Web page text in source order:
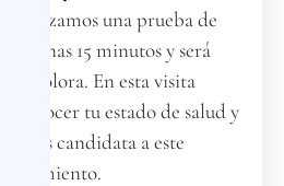
realizamos una prueba de
apenas 15 minutos y será
indolora. En esta visita
conocer tu estado de salud y
seas candidata a este